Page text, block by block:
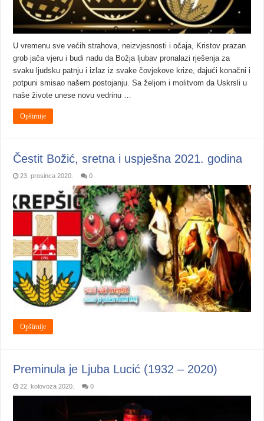
U vremenu sve većih strahova, neizvjesnosti i očaja, Kristov prazan
grob jača vjeru i budi nadu da Božja ljubav pronalazi rješenja za
svaku ljudsku patnju i izlaz iz svake čovjekove krize, dajući konačni i
potpuni smisao našem postojanju. Sa željom i molitvom da Uskrsli u
naše živote unese novu vedrinu …
Opširnije
Čestit Božić, sretna i uspješna 2021. godina
23. prosinca 2020. 0
Opširnije
Preminula je Ljuba Lucić (1932 – 2020)
22. kolovoza 2020. 0